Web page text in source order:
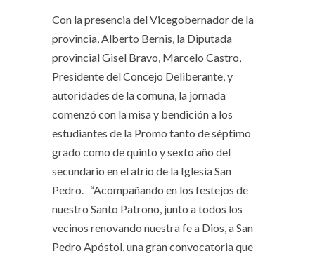
Con la presencia del Vicegobernador de la
provincia, Alberto Bernis, la Diputada
provincial Gisel Bravo, Marcelo Castro,
Presidente del Concejo Deliberante, y
autoridades de la comuna, la jornada
comenzó con la misa y bendición a los
estudiantes de la Promo tanto de séptimo
grado como de quinto y sexto año del
secundario en el atrio de la Iglesia San
Pedro. “Acompañando en los festejos de
nuestro Santo Patrono, junto a todos los
vecinos renovando nuestra fe a Dios, a San
Pedro Apóstol, una gran convocatoria que